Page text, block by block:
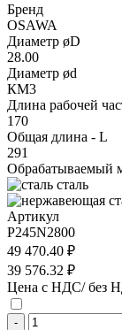
Бренд
OSAWA
Диаметр øD
28.00
Диаметр ød
КМ3
Длина рабочей
170
Общая длина - L
291
Обрабатываемый
сталь
Артикул
P245N2800
49 470.40 ₽
39 576.32 ₽
Цена с НДС/ без
-